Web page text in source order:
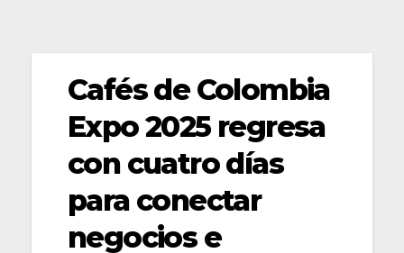
Cafés de Colombia
Expo 2025 regresa
con cuatro días
para conectar
negocios e